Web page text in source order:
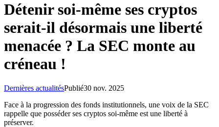
Détenir soi-même ses cryptos
serait-il désormais une liberté
menacée ? La SEC monte au
créneau !
Dernières actualitésPublié30 nov. 2025
Face à la progression des fonds institutionnels, une voix de la SEC
rappelle que posséder ses cryptos soi-même est une liberté à
préserver.